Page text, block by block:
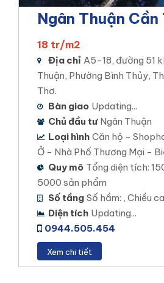
Xem chi tiết
Stella Mega
STK AN BÌNH
Vị trí dự án: Phường An Bình,
Ngân Thuận Cần
18 tr/m2
Địa chỉ A5-18, đường 51
Thuận, Phường Bình Thủy,
Thơ.
Bàn giao Updating...
Chủ đầu tư Ngân Thuận
Loại hình Căn hộ -
Ở - Nhà Phố Thương Mại -
Quy mô Tổng diện tích:
5000 sản phẩm
Số tầng Số hầm: , Chiều
Diện tích Updating...
0944.505.454
Xem chi tiết